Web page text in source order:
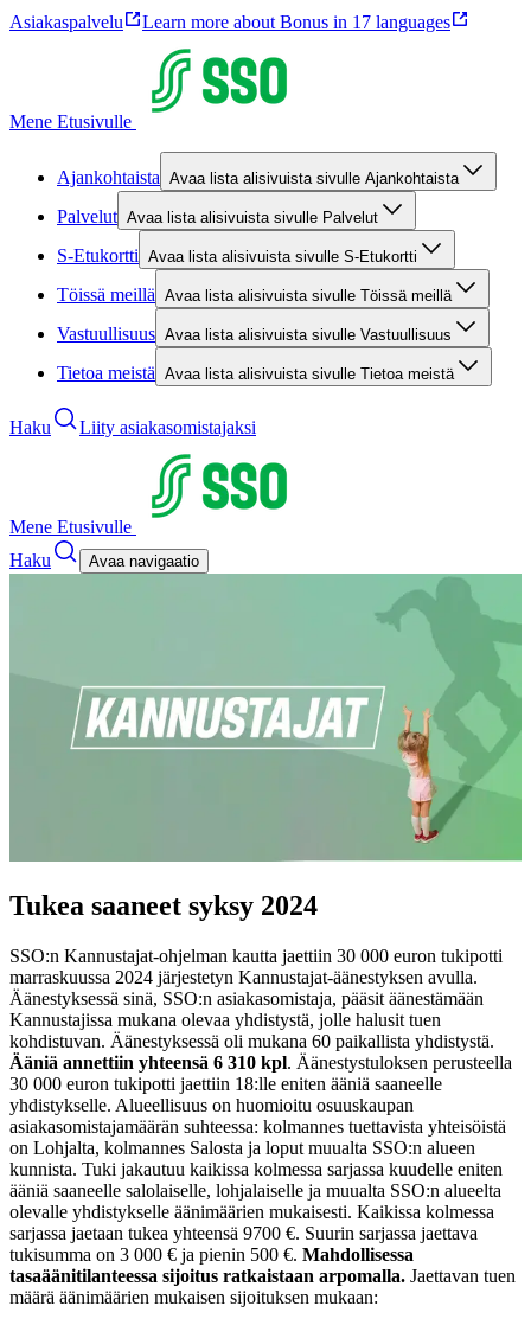
Asiakaspalvelu Learn more about Bonus in 17 languages
Mene Etusivulle
Ajankohtaista Avaa lista alisivuista sivulle Ajankohtaista
Palvelut Avaa lista alisivuista sivulle Palvelut
S-Etukortti Avaa lista alisivuista sivulle S-Etukortti
Töissä meillä Avaa lista alisivuista sivulle Töissä meillä
Vastuullisuus Avaa lista alisivuista sivulle Vastuullisuus
Tietoa meistä Avaa lista alisivuista sivulle Tietoa meistä
Haku Liity asiakasomistajaksi
Mene Etusivulle
Haku
Avaa navigaatio
Tukea saaneet syksy 2024
SSO:n Kannustajat-ohjelman kautta jaettiin 30 000 euron tukipotti
marraskuussa 2024 järjestetyn Kannustajat-äänestyksen avulla.
Äänestyksessä sinä, SSO:n asiakasomistaja, pääsit äänestämään
Kannustajissa mukana olevaa yhdistystä, jolle halusit tuen
kohdistuvan. Äänestyksessä oli mukana 60 paikallista yhdistystä.
Ääniä annettiin yhteensä 6 310 kpl. Äänestystuloksen perusteella
30 000 euron tukipotti jaettiin 18:lle eniten ääniä saaneelle
yhdistykselle. Alueellisuus on huomioitu osuuskaupan
asiakasomistajamäärän suhteessa: kolmannes tuettavista yhteisöistä
on Lohjalta, kolmannes Salosta ja loput muualta SSO:n alueen
kunnista. Tuki jakautuu kaikissa kolmessa sarjassa kuudelle eniten
ääniä saaneelle salolaiselle, lohjalaiselle ja muualta SSO:n alueelta
olevalle yhdistykselle äänimäärien mukaisesti. Kaikissa kolmessa
sarjassa jaetaan tukea yhteensä 9700 €. Suurin sarjassa jaettava
tukisumma on 3 000 € ja pienin 500 €. Mahdollisessa
tasaäänitilanteessa sijoitus ratkaistaan arpomalla. Jaettavan tuen
määrä äänimäärien mukaisen sijoituksen mukaan: